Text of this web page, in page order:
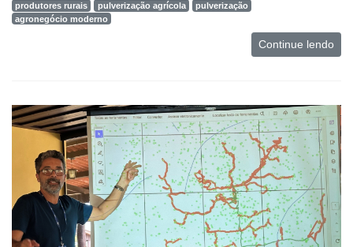
produtores rurais
pulverização agrícola
pulverização
agronegócio moderno
Continue lendo